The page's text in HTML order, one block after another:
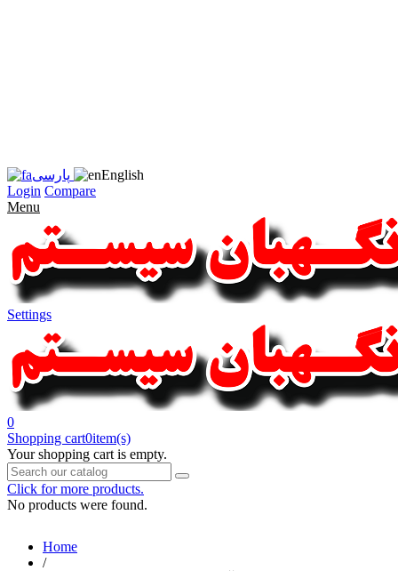
پارسی
English
Login Compare
Menu
Settings
0
Shopping cart0item(s)
Your shopping cart is empty.
Click for more products.
No products were found.
Home
/